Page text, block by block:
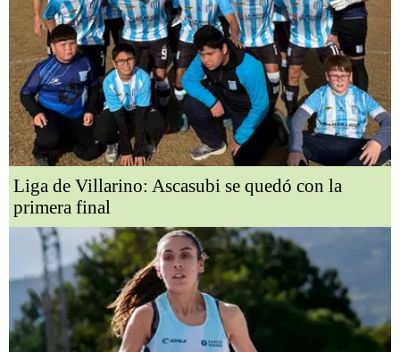
Liga de Villarino: Ascasubi se quedó con la
primera final